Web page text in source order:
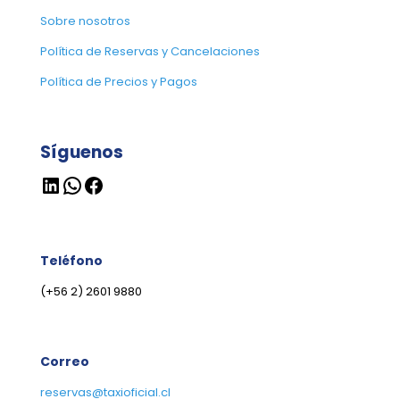
Sobre nosotros
Política de Reservas y Cancelaciones
Política de Precios y Pagos
Síguenos
LinkedIn
WhatsApp
Facebook
Teléfono
(+56 2) 2601 9880
Correo
reservas@taxioficial.cl